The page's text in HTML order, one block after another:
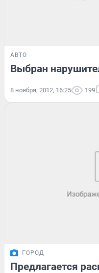
АВТО
Выбран
8 ноября, 2012, 16:25 199
ГОРОД
Предлагается